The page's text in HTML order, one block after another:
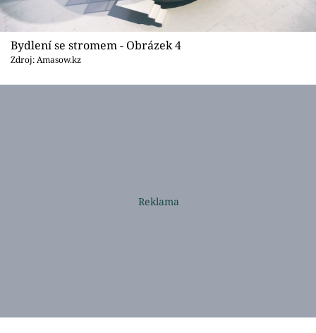
Bydlení se stromem - Obrázek 4
Zdroj: Amasow.kz